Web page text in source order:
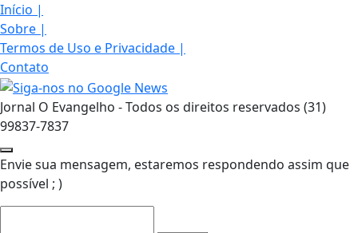
Início |
Sobre |
Termos de Uso e Privacidade |
Contato
Jornal O Evangelho - Todos os direitos reservados (31)
99837-7837
Envie sua mensagem, estaremos respondendo assim que
possível ; )